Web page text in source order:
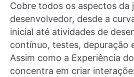
Cobre todos os aspectos da
desenvolvedor, desde a
inicial até atividades de
contínuo, testes, depuração
Assim como a Experiência
concentra em criar